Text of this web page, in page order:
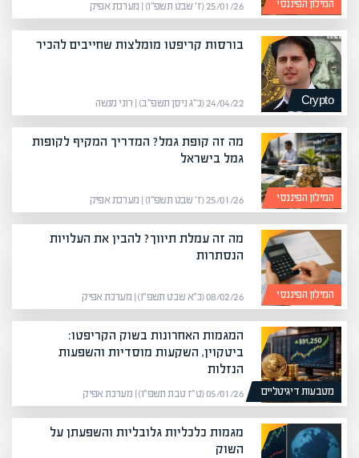
המילון הפיננסי 25/01/26 (ז׳ שבט תשפ״ו) | מערכת אפיק
Crypto
בורסות קריפטו מומלצות שחייבים להכיר
24/04/22 (כ״ג ניסן תשפ״ב) | רוני מנשה
המילון הפיננסי
מה זה קופת גמל? המדריך המקיף לקופות
גמל בישראל
25/01/26 (ז׳ שבט תשפ״ו) | מערכת אפיק
המילון הפיננסי
מה זה עמלת תיווך? להבין את העלויות
הנסתרות
08/02/26 (כ״א שבט תשפ״ו) | מערכת אפיק
מטבעות דיגיטליים
המגמות האחרונות בשוק הקריפטו:
ביטקוין, השקעות מוסדיות והשפעות
הנזלות
05/01/26 (ט״ז טבת תשפ״ו) | מערכת אפיק
מגמות כלכליות גלובליות והשפעתן על
השוק